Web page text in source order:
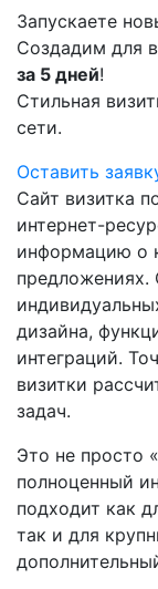
Запускаете
Создадим для
за 5 дней!
Стильная
сети.
Оставить
Сайт визитка
интернет-
информацию о
предложениях.
дизайна,
интеграций.
визитки
задач.
Это не просто
полноценный
подходит как
так и для